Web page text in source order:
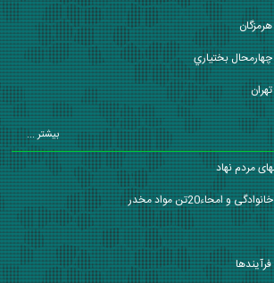
بختياري
بیشتر ...
مردم نهاد
امحاء20تن مواد مخدر